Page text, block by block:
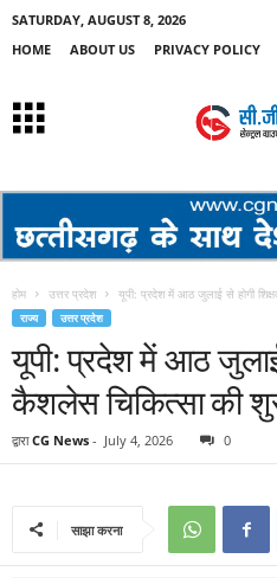
SATURDAY, AUGUST 8, 2026
HOME
ABOUT US PRIVACY POLICY
होम उत्तर प्रदेश यूपी: प्रदेश में आठ जुलाई से होगी
राज्य उत्तर प्रदेश
यूपी: प्रदेश में आठ
कैशलेस चिकित्सा की
द्वारा CG News - July 4, 2026 0
साझा करना